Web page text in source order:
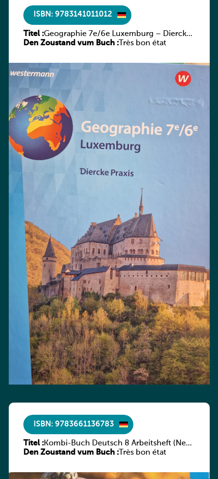
ISBN: 9783141011012
Titel :Geographie 7e/6e Luxemburg – Diercke
Praxis
Den Zoustand vum Buch :Très bon état
ISBN: 9783661136783
Titel :Kombi-Buch Deutsch 8 Arbeitsheft (Neue
Ausgabe Luxemburg)
Den Zoustand vum Buch :Très bon état